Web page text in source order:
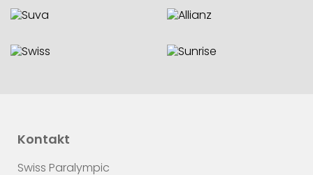
Kontakt
Swiss Paralympic